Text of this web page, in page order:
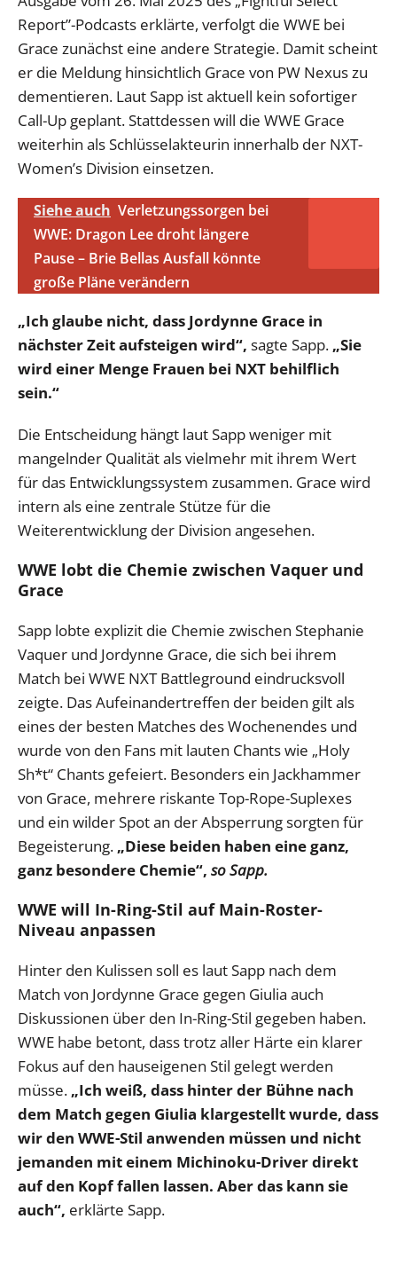
Report”-Podcasts erklärte, verfolgt die WWE bei
Grace zunächst eine andere Strategie. Damit scheint
er die Meldung hinsichtlich Grace von PW Nexus zu
dementieren. Laut Sapp ist aktuell kein sofortiger
Call-Up geplant. Stattdessen will die WWE Grace
weiterhin als Schlüsselakteurin innerhalb der NXT-
Women’s Division einsetzen.
Siehe auch Verletzungssorgen bei
WWE: Dragon Lee droht längere
Pause – Brie Bellas Ausfall könnte
große Pläne verändern
„Ich glaube nicht, dass Jordynne Grace in
nächster Zeit aufsteigen wird“, sagte Sapp. „Sie
wird einer Menge Frauen bei NXT behilflich
sein.“
Die Entscheidung hängt laut Sapp weniger mit
mangelnder Qualität als vielmehr mit ihrem Wert
für das Entwicklungssystem zusammen. Grace wird
intern als eine zentrale Stütze für die
Weiterentwicklung der Division angesehen.
WWE lobt die Chemie zwischen Vaquer und
Grace
Sapp lobte explizit die Chemie zwischen Stephanie
Vaquer und Jordynne Grace, die sich bei ihrem
Match bei WWE NXT Battleground eindrucksvoll
zeigte. Das Aufeinandertreffen der beiden gilt als
eines der besten Matches des Wochenendes und
wurde von den Fans mit lauten Chants wie „Holy
Sh*t“ Chants gefeiert. Besonders ein Jackhammer
von Grace, mehrere riskante Top-Rope-Suplexes
und ein wilder Spot an der Absperrung sorgten für
Begeisterung. „Diese beiden haben eine ganz,
ganz besondere Chemie“, so Sapp.
WWE will In-Ring-Stil auf Main-Roster-
Niveau anpassen
Hinter den Kulissen soll es laut Sapp nach dem
Match von Jordynne Grace gegen Giulia auch
Diskussionen über den In-Ring-Stil gegeben haben.
WWE habe betont, dass trotz aller Härte ein klarer
Fokus auf den hauseigenen Stil gelegt werden
müsse. „Ich weiß, dass hinter der Bühne nach
dem Match gegen Giulia klargestellt wurde, dass
wir den WWE-Stil anwenden müssen und nicht
jemanden mit einem Michinoku-Driver direkt
auf den Kopf fallen lassen. Aber das kann sie
auch“, erklärte Sapp.